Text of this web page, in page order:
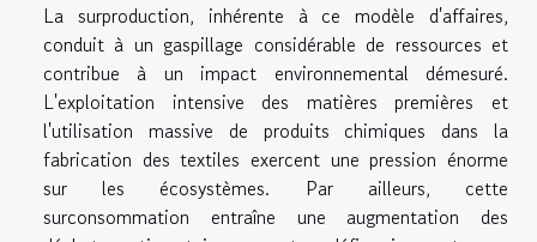
La surproduction, inhérente à ce modèle d'affaires,
conduit à un gaspillage considérable de ressources et
contribue à un impact environnemental démesuré.
L'exploitation intensive des matières premières et
l'utilisation massive de produits chimiques dans la
fabrication des textiles exercent une pression énorme
sur les écosystèmes. Par ailleurs, cette
surconsommation entraîne une augmentation des